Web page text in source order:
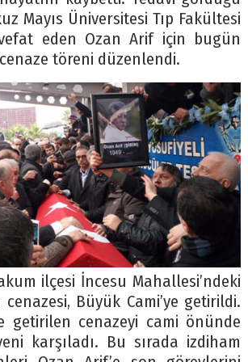
Mayıs Üniversitesi Tıp Fakültesi
eden Ozan Arif için bugün
cenaze töreni düzenlendi.
ilçesi İncesu Mahallesi’ndeki
Büyük Cami’ye getirildi.
getirilen cenazeyi cami önünde
karşıladı. Bu sırada izdiham